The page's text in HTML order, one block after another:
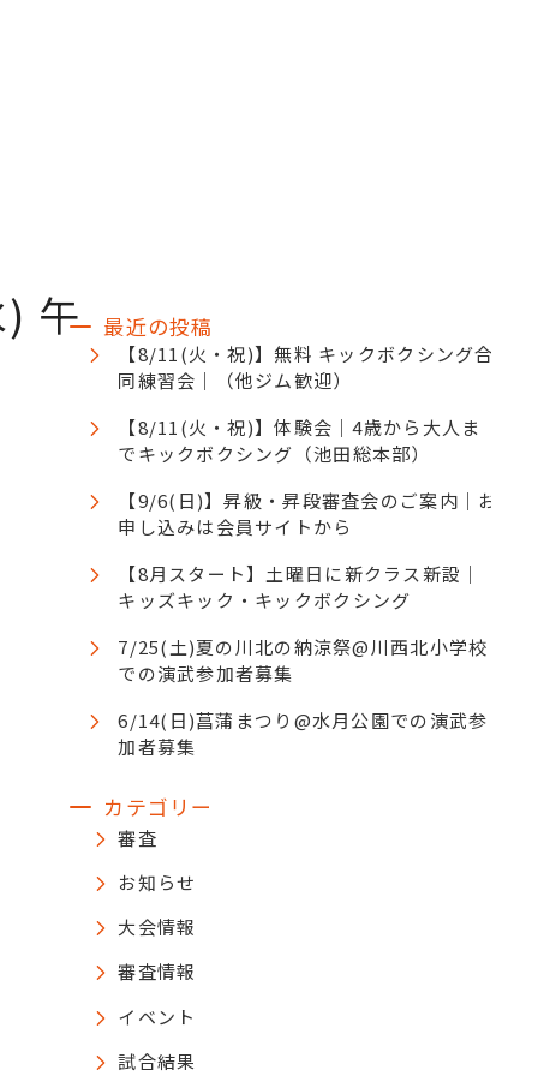
午 最近の投稿
【8/11(火・祝)】無料 キックボクシング合
同練習会｜（他ジム歓迎）
【8/11(火・祝)】体験会｜4歳から大人ま
でキックボクシング（池田総本部）
【9/6(日)】昇級・昇段審査会のご案内｜お
申し込みは会員サイトから
【8月スタート】土曜日に新クラス新設｜
キッズキック・キックボクシング
7/25(土)夏の川北の納涼祭@川西北小学校
での演武参加者募集
6/14(日)菖蒲まつり@水月公園での演武参
加者募集
カテゴリー
審査
お知らせ
大会情報
審査情報
イベント
試合結果